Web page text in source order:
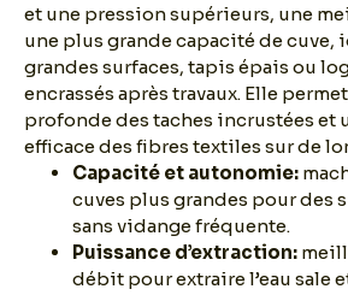
et une pression supérieurs, une
une plus grande capacité de cuve,
grandes surfaces, tapis épais ou
encrassés après travaux. Elle
profonde des taches incrustées et
efficace des fibres textiles sur de
Capacité et autonomie:
cuves plus grandes pour des
sans vidange fréquente.
Puissance d’extraction:
débit pour extraire l’eau sale